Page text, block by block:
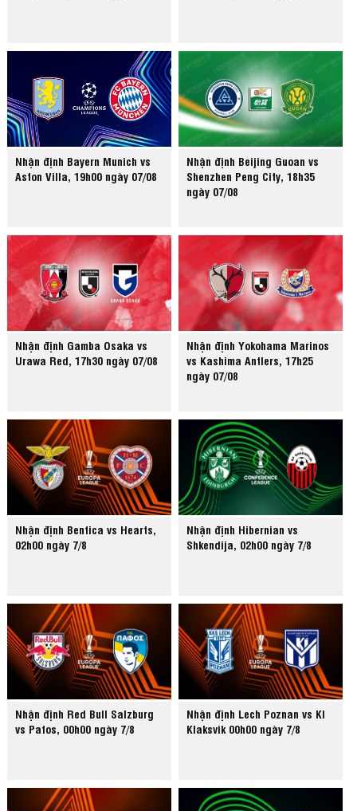
Nhận định Bayern Munich vs
Aston Villa, 19h00 ngày 07/08
Nhận định Beijing Guoan vs
Shenzhen Peng City, 18h35
ngày 07/08
Nhận định Gamba Osaka vs
Urawa Red, 17h30 ngày 07/08
Nhận định Yokohama Marinos
vs Kashima Antlers, 17h25
ngày 07/08
Nhận định Benfica vs Hearts,
02h00 ngày 7/8
Nhận định Hibernian vs
Shkendija, 02h00 ngày 7/8
Nhận định Red Bull Salzburg
vs Pafos, 00h00 ngày 7/8
Nhận định Lech Poznan vs KI
Klaksvik 00h00 ngày 7/8